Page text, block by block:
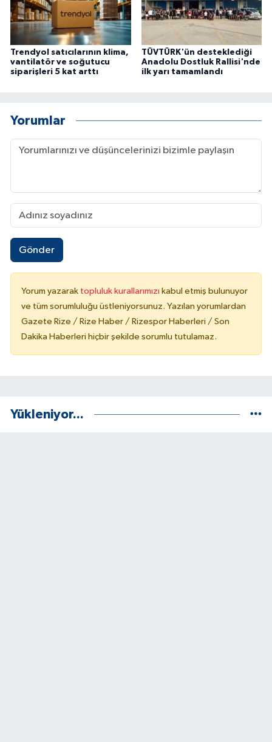
Trendyol satıcılarının klima,
vantilatör ve soğutucu
siparişleri 5 kat arttı
TÜVTÜRK'ün desteklediği
Anadolu Dostluk Rallisi'nde
ilk yarı tamamlandı
Yorumlar
Gönder
Yorum yazarak topluluk kurallarımızı kabul etmiş bulunuyor
ve tüm sorumluluğu üstleniyorsunuz. Yazılan yorumlardan
Gazete Rize / Rize Haber / Rizespor Haberleri / Son
Dakika Haberleri hiçbir şekilde sorumlu tutulamaz.
Yükleniyor...